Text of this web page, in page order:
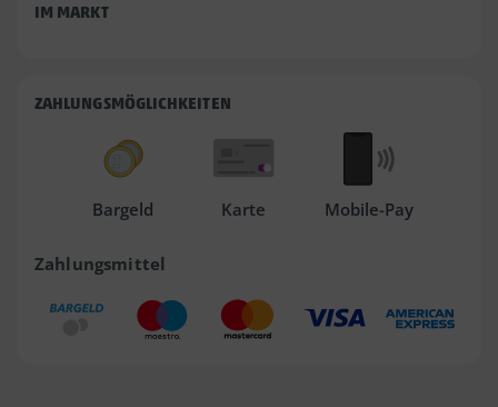
IM MARKT
ZAHLUNGSMÖGLICHKEITEN
Bargeld Karte Mobile-Pay
Zahlungsmittel